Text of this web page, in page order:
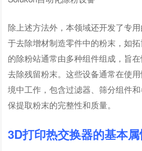
除上述方法外，本领域还开发了专
于去除增材制造零件中的粉末，如
的除粉站通常由多种组件组成，旨
去除残留粉末。这些设备通常在使
境中工作，包含过滤器、筛分组件
保提取粉末的完整性和质量。
3D打印热交换器的基本